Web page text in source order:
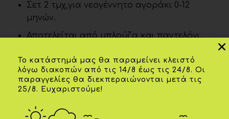
Σετ 2 τμχ,για νεογέννητο αγοράκι 0-12
μηνών.
Αποτελείται από μπλούζα και παντελόνι.
πόλο,με γιακαδάκι γαλάζιο και απλικέ
αρκουδάκια.
Κούμπωμα στην πλάτη.
Κανονική γραμμή,απαλή αίσθηση.
Το κατάστημά μας θα παραμείνει κλειστό
λόγω διακοπών από τις 14/8 έως τις 24/8. Οι
παραγγελίες θα διεκπεραιώνονται μετά τις
25/8. Ευχαριστούμε!